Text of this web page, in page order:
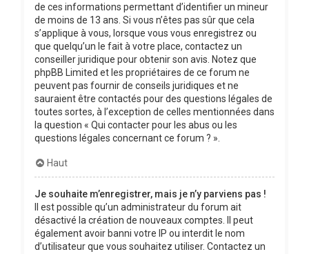
de ces informations permettant d’identifier un mineur
de moins de 13 ans. Si vous n’êtes pas sûr que cela
s’applique à vous, lorsque vous vous enregistrez ou
que quelqu’un le fait à votre place, contactez un
conseiller juridique pour obtenir son avis. Notez que
phpBB Limited et les propriétaires de ce forum ne
peuvent pas fournir de conseils juridiques et ne
sauraient être contactés pour des questions légales de
toutes sortes, à l’exception de celles mentionnées dans
la question « Qui contacter pour les abus ou les
questions légales concernant ce forum ? ».
Haut
Je souhaite m’enregistrer, mais je n’y parviens pas !
Il est possible qu’un administrateur du forum ait
désactivé la création de nouveaux comptes. Il peut
également avoir banni votre IP ou interdit le nom
d’utilisateur que vous souhaitez utiliser. Contactez un